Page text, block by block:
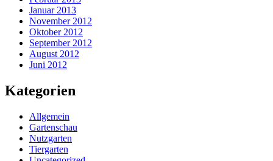
Januar 2013
November 2012
Oktober 2012
September 2012
August 2012
Juni 2012
Kategorien
Allgemein
Gartenschau
Nutzgarten
Tiergarten